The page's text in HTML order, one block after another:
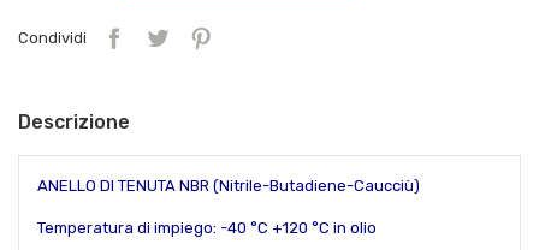
Condividi
Descrizione
ANELLO DI TENUTA NBR (Nitrile-Butadiene-Caucciù)
Temperatura di impiego: -40 °C +120 °C in olio